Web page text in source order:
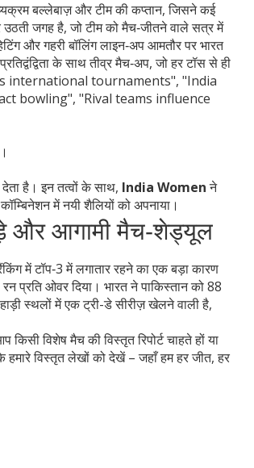
बल्लेबाज़ और टीम की कप्तान, जिसने कई
उठती जगह है, जो टीम को मैच‑जीतने वाले सत्र में
और गहरी बॉलिंग लाइन‑अप आमतौर पर भारत
के साथ तीव्र मैच‑अप, जो हर टॉस से ही
international tournaments", "India
bowling", "Rival teams influence
है। इन तत्वों के साथ, India Womenने
में नयी शैलियों को अपनाया।
और आगामी मैच‑शेड्यूल
में टॉप‑3 में लगातार रहने का एक बड़ा कारण
प्रति ओवर दिया। भारत ने पाकिस्तान को 88
स्थलों में एक ट्री-डे सीरीज़ खेलने वाली है,
विशेष मैच की विस्तृत रिपोर्ट चाहते हों या
विस्तृत लेखों को देखें – जहाँ हम हर जीत, हर